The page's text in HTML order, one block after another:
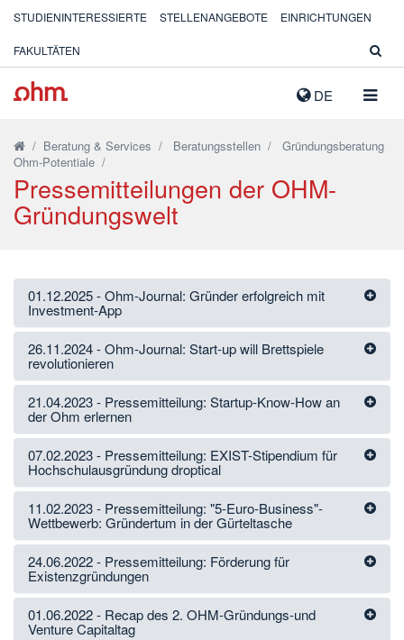
DE
STUDIENINTERESSIERTE STELLENANGEBOTE EINRICHTUNGEN
FAKULTÄTEN
/ Beratung & Services / Beratungsstellen / Gründungsberatung
Ohm-Potentiale /
Pressemitteilungen der OHM-
Gründungswelt
01.12.2025 - Ohm-Journal: Gründer erfolgreich mit
Investment-App
26.11.2024 - Ohm-Journal: Start-up will Brettspiele
revolutionieren
21.04.2023 - Pressemitteilung: Startup-Know-How an
der Ohm erlernen
07.02.2023 - Pressemitteilung: EXIST-Stipendium für
Hochschulausgründung droptical
11.02.2023 - Pressemitteilung: "5-Euro-Business"-
Wettbewerb: Gründertum in der Gürteltasche
24.06.2022 - Pressemitteilung: Förderung für
Existenzgründungen
01.06.2022 - Recap des 2. OHM-Gründungs-und
Venture Capitaltag